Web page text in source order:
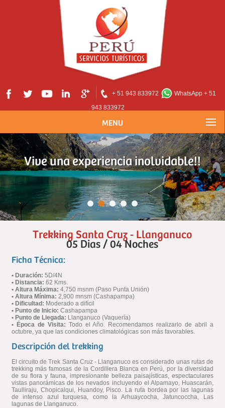
+ 51 943 833972 WhatsApp + 51
943 833972
MENU
Vive una experiencia inolvidable!!
Trekking Santa Cruz - Llanganuco
05 Dias / 04 Noches
Ficha Técnica:
• Duración: 5D/4N
• Distancia: 62 Kms.
• Altura Máxima: 4,750 msnm (Paso Punta Unión)
• Altura Mínima: 2,900 mnsm (Cashapampa)
• Dificultad: Moderado a difícil
• Punto de Inicio: Cashapampa
• Punto de Llegada: Llanganuco (Vaquería)
• Época de Visita: Todo el Año. Recomendamos realizarlo de abril a
octubre, ya que las condiciones climatológicas son más favorables.
Descripción del trekking
El circuito de Trek Santa Cruz - Llanganuco es considerado unas rutas de
trekking más famosas de la Cordillera Blanca en Perú, por la diversidad
de su flora y fauna, impresionante belleza paisajísticas, espectaculares
vistas panorámicas de los nevados incluyendo el Alpamayo, Huascarán,
Taulliraju, Chopicalqui, Huandoy, Pisco. La ruta bordea por las lagunas
de intenso azul turquesa, como la Arhuaycocha, Jatuncoccha, Las
lagunas de Llanganuco.